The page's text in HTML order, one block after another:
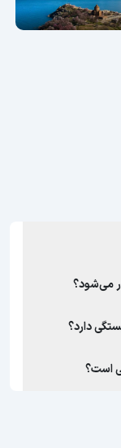
می‌شود؟
دارد؟
است؟